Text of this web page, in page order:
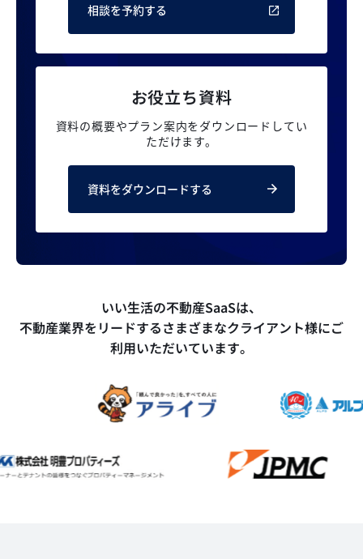
相談を予約する
お役立ち資料
資料の概要やプラン案内をダウンロードしてい
ただけます。
資料をダウンロードする
いい生活の不動産SaaSは、
不動産業界をリードするさまざまなクライアント様にご
利用いただいています。